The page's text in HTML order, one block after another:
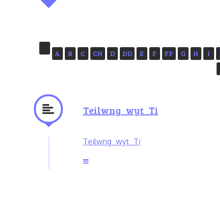
A B C CH D DD E F FF G H I
Teilwng_wyt_Ti
Teilwng_wyt_Ti